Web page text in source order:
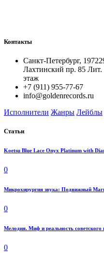
Контакты
Санкт-Петербург,
Лахтинский пр. 85
этаж
+7 (911) 955-77-67
info@goldenrecords.ru
Исполнители Жанры Лейблы
Статьи
Koetsu Blue Lace Onyx Platinum with
0
Микрохирургия звука: Подвижный
0
Мелодия. Миф и реальность советского
0